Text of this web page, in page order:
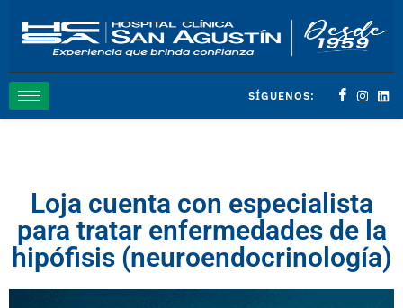
SÍGUENOS:
Loja cuenta con especialista
para tratar enfermedades de la
hipófisis (neuroendocrinología)